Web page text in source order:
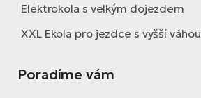
Elektrokola s velkým dojezdem
XXL Ekola pro jezdce s vyšší váhou
Poradíme vám